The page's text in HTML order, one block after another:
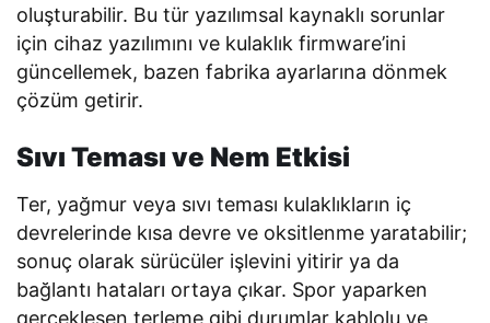
oluşturabilir. Bu tür yazılımsal kaynaklı sorunlar
için cihaz yazılımını ve kulaklık firmware’ini
güncellemek, bazen fabrika ayarlarına dönmek
çözüm getirir.
Sıvı Teması ve Nem Etkisi
Ter, yağmur veya sıvı teması kulaklıkların iç
devrelerinde kısa devre ve oksitlenme yaratabilir;
sonuç olarak sürücüler işlevini yitirir ya da
bağlantı hataları ortaya çıkar. Spor yaparken
gerçekleşen terleme gibi durumlar kablolu ve